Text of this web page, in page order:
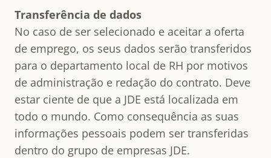
Transferência de dados
No caso de ser selecionado e aceitar a oferta
de emprego, os seus dados serão transferidos
para o departamento local de RH por motivos
de administração e redação do contrato. Deve
estar ciente de que a JDE está localizada em
todo o mundo. Como consequência as suas
informações pessoais podem ser transferidas
dentro do grupo de empresas JDE.